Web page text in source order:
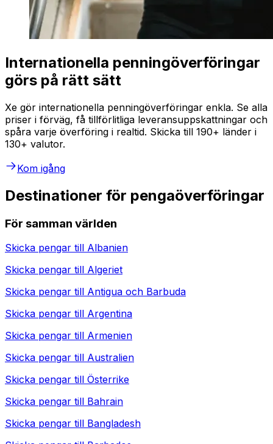
Internationella penningöverföringar
görs på rätt sätt
Xe gör internationella penningöverföringar enkla. Se alla
priser i förväg, få tillförlitliga leveransuppskattningar och
spåra varje överföring i realtid. Skicka till 190+ länder i
130+ valutor.
Kom igång
Destinationer för pengaöverföringar
För samman världen
Skicka pengar till Albanien
Skicka pengar till Algeriet
Skicka pengar till Antigua och Barbuda
Skicka pengar till Argentina
Skicka pengar till Armenien
Skicka pengar till Australien
Skicka pengar till Österrike
Skicka pengar till Bahrain
Skicka pengar till Bangladesh